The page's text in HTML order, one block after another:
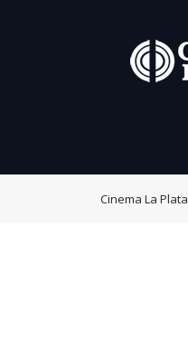
Cinema La Plata